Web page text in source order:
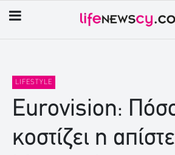
LIFESTYLE
Eurovision:
κοστίζει η